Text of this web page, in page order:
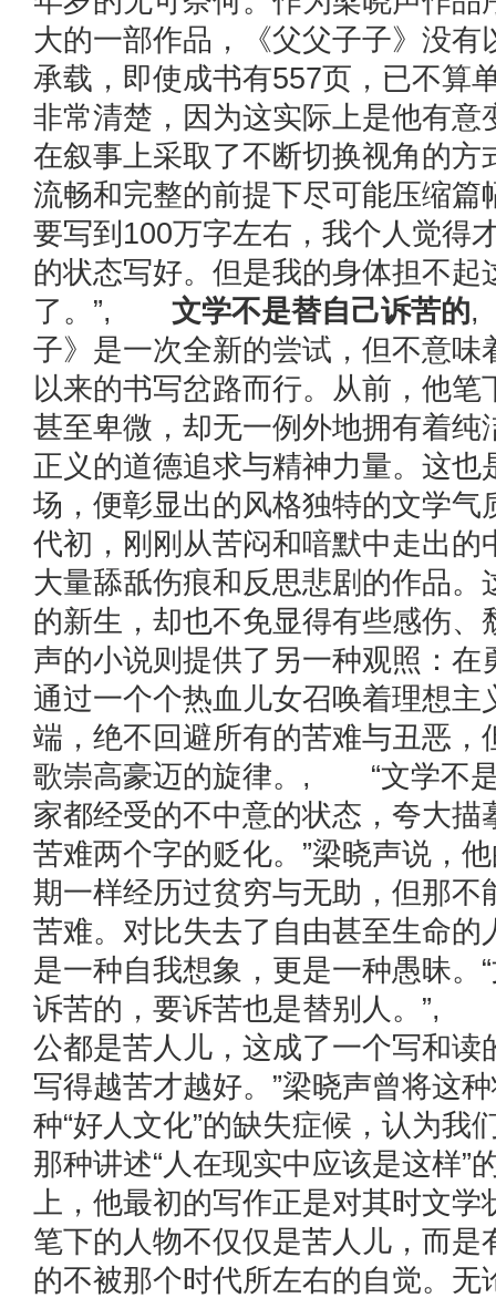
大的一部作品，《父父子子》没有
承载，即使成书有557页，已不算
非常清楚，因为这实际上是他有意
在叙事上采取了不断切换视角的方
流畅和完整的前提下尽可能压缩
要写到100万字左右，我个人觉得
的状态写好。但是我的身体担不起
了。”, 文学不是替自己诉苦的,
子》是一次全新的尝试，但不意味
以来的书写岔路而行。从前，他笔
甚至卑微，却无一例外地拥有着纯
正义的道德追求与精神力量。这也
场，便彰显出的风格独特的文
代初，刚刚从苦闷和喑默中走出的
大量舔舐伤痕和反思悲剧的作品。
的新生，却也不免显得有些感伤、
声的小说则提供了另一种观照：在
通过一个个热血儿女召唤着理想主
端，绝不回避所有的苦难与丑恶，
歌崇高豪迈的旋律。, “文学不
家都经受的不中意的状态，夸大描
苦难两个字的贬化。”梁晓声说，
期一样经历过贫穷与无助，但那不
苦难。对比失去了自由甚至生命的
是一种自我想象，更是一种愚昧。
诉苦的，要诉苦也是替别人。”,
公都是苦人儿，这成了一个写和读
写得越苦才越好。”梁晓声曾将这
种“好人文化”的缺失症候，认为我
那种讲述“人在现实中应该是这样”
上，他最初的写作正是对其时文学
笔下的人物不仅仅是苦人儿，而是
的不被那个时代所左右的自觉。无